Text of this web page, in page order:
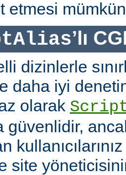
etmesi
’lı
dizinlerle
daha iyi
olarak
güvenlidir,
site